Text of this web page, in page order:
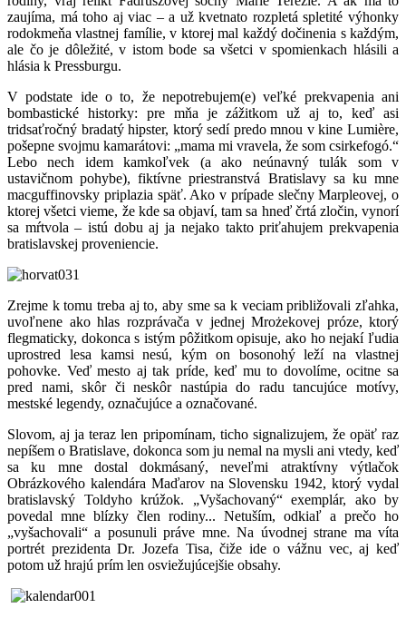
zaujíma, má toho aj viac – a už kvetnato rozpletá spletité výhonky
rodokmeňa vlastnej famílie, v ktorej mal každý dočinenia s každým,
ale čo je dôležité, v istom bode sa všetci v spomienkach hlásili a
hlásia k Pressburgu.
V podstate ide o to, že nepotrebujem(e) veľké prekvapenia ani
bombastické historky: pre mňa je zážitkom už aj to, keď asi
tridsaťročný bradatý hipster, ktorý sedí predo mnou v kine Lumière,
pošepne svojmu kamarátovi: „mama mi vravela, že som csirkefogó.“
Lebo nech idem kamkoľvek (a ako neúnavný tulák som v
ustavičnom pohybe), fiktívne priestranstvá Bratislavy sa ku mne
macguffinovsky priplazia späť. Ako v prípade slečny Marpleovej, o
ktorej všetci vieme, že kde sa objaví, tam sa hneď črtá zločin, vynorí
sa mŕtvola – istú dobu aj ja nejako takto priťahujem prekvapenia
bratislavskej proveniencie.
Zrejme k tomu treba aj to, aby sme sa k veciam približovali zľahka,
uvoľnene ako hlas rozprávača v jednej Mrożekovej próze, ktorý
flegmaticky, dokonca s istým pôžitkom opisuje, ako ho nejakí ľudia
uprostred lesa kamsi nesú, kým on bosonohý leží na vlastnej
pohovke. Veď mesto aj tak príde, keď mu to dovolíme, ocitne sa
pred nami, skôr či neskôr nastúpia do radu tancujúce motívy,
mestské legendy, označujúce a označované.
Slovom, aj ja teraz len pripomínam, ticho signalizujem, že opäť raz
nepíšem o Bratislave, dokonca som ju nemal na mysli ani vtedy, keď
sa ku mne dostal dokmásaný, neveľmi atraktívny výtlačok
Obrázkového kalendára Maďarov na Slovensku 1942, ktorý vydal
bratislavský Toldyho krúžok. „Vyšachovaný“ exemplár, ako by
povedal mne blízky člen rodiny... Netuším, odkiaľ a prečo ho
„vyšachovali“ a posunuli práve mne. Na úvodnej strane ma víta
portrét prezidenta Dr. Jozefa Tisa, čiže ide o vážnu vec, aj keď
potom už hrajú prím len osviežujúcejšie obsahy.